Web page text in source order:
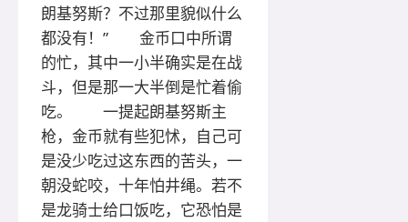
朗基努斯？不过那里貌似什么
都没有！” 金币口中所谓
的忙，其中一小半确实是在战
斗，但是那一大半倒是忙着偷
吃。 一提起朗基努斯主
枪，金币就有些犯怵，自己可
是没少吃过这东西的苦头，一
朝没蛇咬，十年怕井绳。若不
是龙骑士给口饭吃，它恐怕是